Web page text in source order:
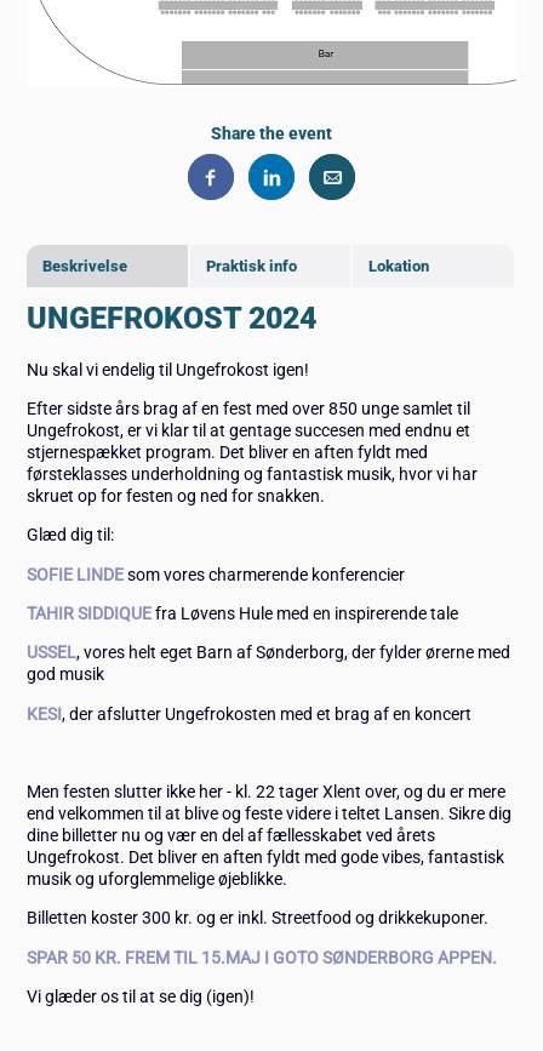
Beskrivelse Praktisk info Lokation
UNGEFROKOST 2024
Nu skal vi endelig til Ungefrokost igen!
Efter sidste års brag af en fest med over 850 unge samlet til
Ungefrokost, er vi klar til at gentage succesen med endnu et
stjernespækket program. Det bliver en aften fyldt med
førsteklasses underholdning og fantastisk musik, hvor vi har
skruet op for festen og ned for snakken.
Glæd dig til:
SOFIE LINDEsom vores charmerende konferencier
TAHIR SIDDIQUEfra Løvens Hule med en inspirerende tale
USSEL, vores helt eget Barn af Sønderborg, der fylder ørerne med
god musik
KESI, der afslutter Ungefrokosten med et brag af en koncert
Men festen slutter ikke her - kl. 22 tager Xlent over, og du er mere
end velkommen til at blive og feste videre i teltet Lansen. Sikre dig
dine billetter nu og vær en del af fællesskabet ved årets
Ungefrokost. Det bliver en aften fyldt med gode vibes, fantastisk
musik og uforglemmelige øjeblikke.
Billetten koster 300 kr. og er inkl. Streetfood og drikkekuponer.
SPAR 50 KR. FREM TIL 15.MAJ I GOTO SØNDERBORG APPEN.
Vi glæder os til at se dig (igen)!
Share the event